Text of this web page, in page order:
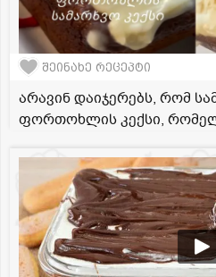
შეინახე რეცეპტი
არავინ დაიჯერებს, რომ
ფორთოხლის კექსი,